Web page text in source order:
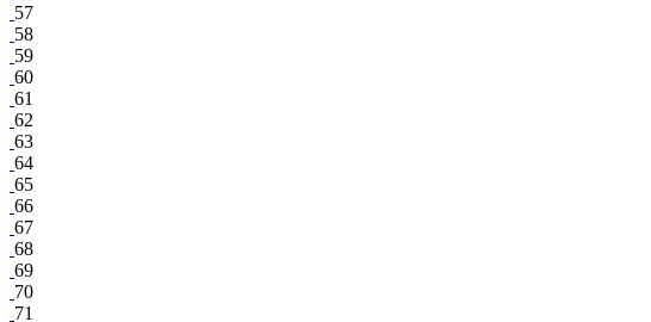
57
58
59
60
61
62
63
64
65
66
67
68
69
70
71